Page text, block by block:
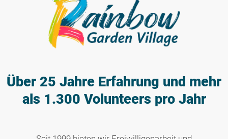
Über 25 Jahre Erfahrung und mehr
als 1.300 Volunteers pro Jahr